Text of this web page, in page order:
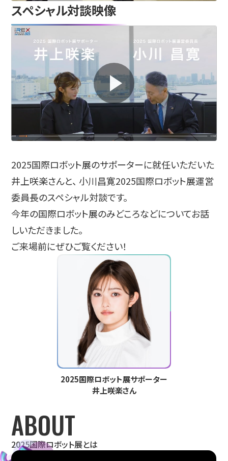
スペシャル対談映像
2025国際ロボット展のサポーターに就任いただいた
井上咲楽さんと、 小川昌寛2025国際ロボット展運営
委員長のスペシャル対談です。
今年の国際ロボット展のみどころなどについてお話
しいただきました。
ご来場前にぜひご覧ください！
2025国際ロボット展サポーター
井上咲楽さん
ABOUT
2025国際ロボット展とは